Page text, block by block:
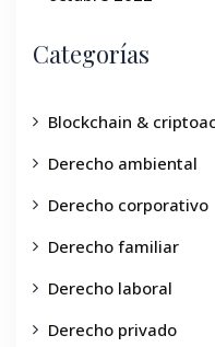
Categorías
Blockchain &
Derecho ambiental
Derecho corporativo
Derecho familiar
Derecho laboral
Derecho privado